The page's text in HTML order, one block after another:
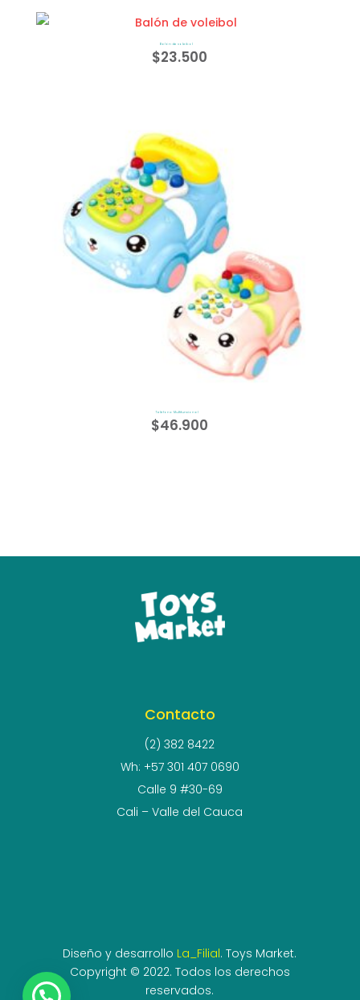
Balón de voleibol
$23.500
Teléfono Multifuncional
$46.900
Contacto
(2) 382 8422
Wh: +57 301 407 0690
Calle 9 #30-69
Cali – Valle del Cauca
Diseño y desarrollo La_Filial. Toys Market.
Copyright © 2022. Todos los derechos
reservados.